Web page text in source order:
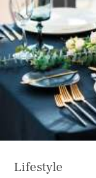
Lifestyle